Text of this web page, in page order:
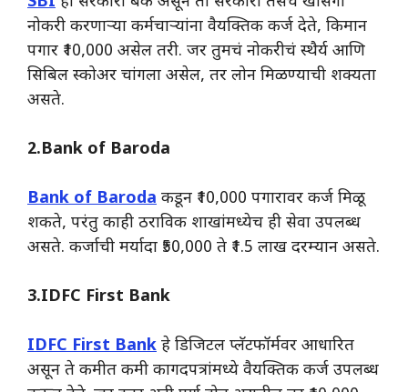
नोकरी करणाऱ्या कर्मचाऱ्यांना वैयक्तिक कर्ज देते, किमान
पगार ₹10,000 असेल तरी. जर तुमचं नोकरीचं स्थैर्य आणि
सिबिल स्कोअर चांगला असेल, तर लोन मिळण्याची शक्यता
असते.
2.Bank of Baroda
Bank of Baroda कडून ₹10,000 पगारावर कर्ज मिळू
शकते, परंतु काही ठराविक शाखांमध्येच ही सेवा उपलब्ध
असते. कर्जाची मर्यादा ₹50,000 ते ₹1.5 लाख दरम्यान असते.
3.IDFC First Bank
IDFC First Bank हे डिजिटल प्लॅटफॉर्मवर आधारित
असून ते कमीत कमी कागदपत्रांमध्ये वैयक्तिक कर्ज उपलब्ध